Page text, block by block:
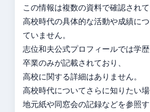
この情報は複数の資料で確認されて
高校時代の具体的な活動や成績に
ていません。
志位和夫公式プロフィールでは学
卒業のみが記載されており、
高校に関する詳細はありません。
高校時代についてさらに知りたい場
地元紙や同窓会の記録などを参照